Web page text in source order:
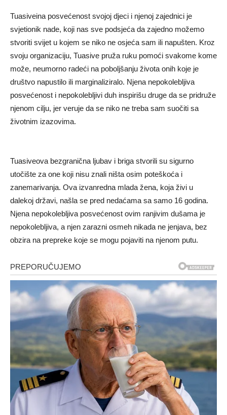
Tuasiveina posvećenost svojoj djeci i njenoj zajednici je
svjetionik nade, koji nas sve podsjeća da zajedno možemo
stvoriti svijet u kojem se niko ne osjeća sam ili napušten. Kroz
svoju organizaciju, Tuasive pruža ruku pomoći svakome kome
može, neumorno radeći na poboljšanju života onih koje je
društvo napustilo ili marginaliziralo. Njena nepokolebljiva
posvećenost i nepokolebljivi duh inspirišu druge da se pridruže
njenom cilju, jer veruje da se niko ne treba sam suočiti sa
životnim izazovima.
Tuasiveova bezgranična ljubav i briga stvorili su sigurno
utočište za one koji nisu znali ništa osim poteškoća i
zanemarivanja. Ova izvanredna mlada žena, koja živi u
dalekoj državi, našla se pred nedaćama sa samo 16 godina.
Njena nepokolebljiva posvećenost ovim ranjivim dušama je
nepokolebljiva, a njen zarazni osmeh nikada ne jenjava, bez
obzira na prepreke koje se mogu pojaviti na njenom putu.